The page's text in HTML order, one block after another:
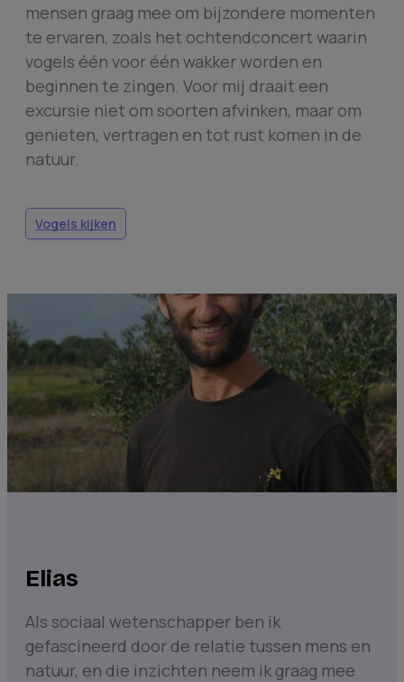
mensen graag mee om bijzondere momenten
te ervaren, zoals het ochtendconcert waarin
vogels één voor één wakker worden en
beginnen te zingen. Voor mij draait een
excursie niet om soorten afvinken, maar om
genieten, vertragen en tot rust komen in de
natuur.
Vogels kijken
Elias
Als sociaal wetenschapper ben ik
gefascineerd door de relatie tussen mens en
natuur, en die inzichten neem ik graag mee